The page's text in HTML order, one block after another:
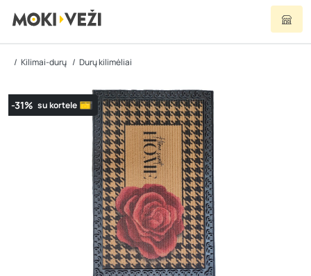
Kilimai-durų Durų kilimėliai
-31% su kortele